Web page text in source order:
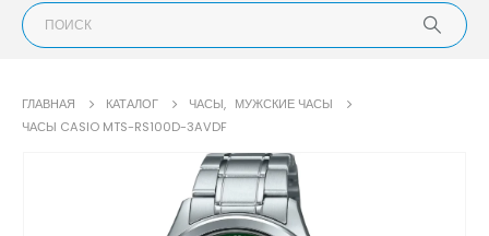
ГЛАВНАЯ КАТАЛОГ ЧАСЫ, МУЖСКИЕ ЧАСЫ
ЧАСЫ CASIO MTS-RS100D-3AVDF